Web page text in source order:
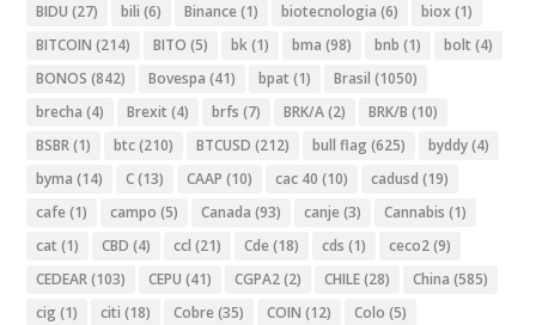
BIDU (27) bili (6) Binance (1) biotecnologia (6) biox (1)
BITCOIN (214) BITO (5) bk(1) bma (98) bnb (1) bolt (4)
BONOS (842) Bovespa (41) bpat (1) Brasil (1050)
brecha (4) Brexit (4) brfs (7) BRK/A(2) BRK/B (10)
BSBR(1) btc(210) BTCUSD (212) bull flag (625) byddy(4)
byma (14) C(13) CAAP (10) cac 40 (10) cadusd (19)
cafe (1) campo (5) Canada (93) canje (3) Cannabis (1)
cat (1) CBD (4) ccl (21) Cde (18) cds (1) ceco2(9)
CEDEAR(103) CEPU (41) CGPA2(2) CHILE(28) China (585)
cig (1) citi (18) Cobre (35) COIN (12) Colo (5)